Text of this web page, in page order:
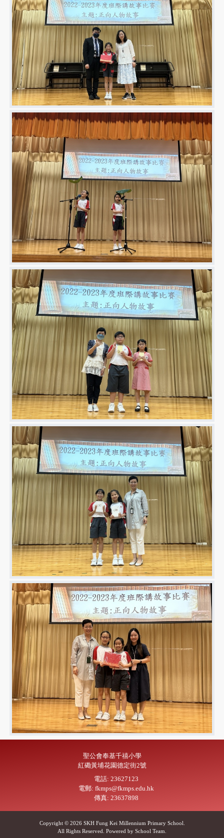
聖公會奉基千禧小學
紅磡黃埔花園德定街2號
電話: 23627123
電郵: fkmps@fkmps.edu.hk
傳真: 23637898
Copyright © 2026 SKH Fung Kei Millennium Primary School.
All Rights Reserved. Powered by School Team